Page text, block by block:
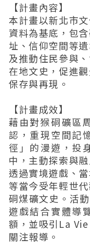
【計畫內容】
本計畫以新北市
資料為基底，包
址、信仰空間等
及推動住民參與
在地文史，促進
保存與再現。
【計畫成效】
藉由對猴硐礦區
認，重現空間記
徑」的漫遊，投
中，主動探索與
透過實境遊戲、
等當今受年輕世
硐煤礦文史。活
遊戲結合實體導
額，並吸引La
關注報導。